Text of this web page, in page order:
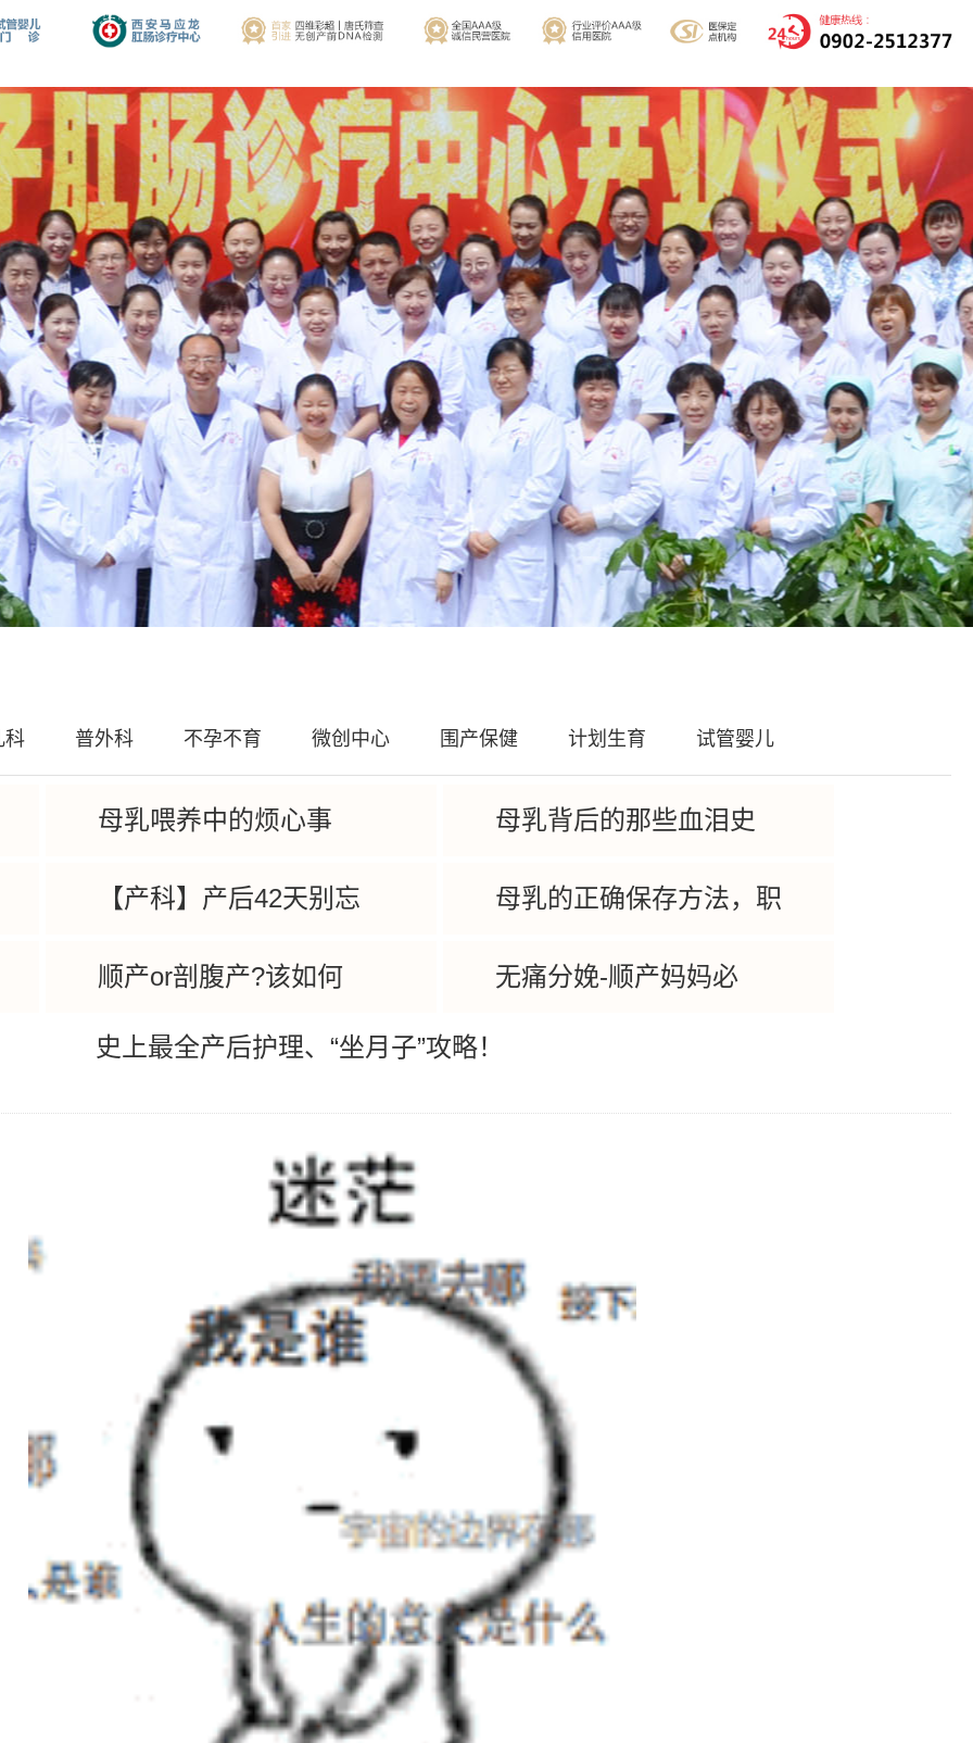
科 普外科 不孕不育 微创中心 围产保健 计划生育 试管婴儿
母乳喂养中的烦心事 母乳背后的那些血泪史
【产科】产后42天别忘 母乳的正确保存方法，职
顺产or剖腹产?该如何 无痛分娩-顺产妈妈必
史上最全产后护理、“坐月子”攻略！